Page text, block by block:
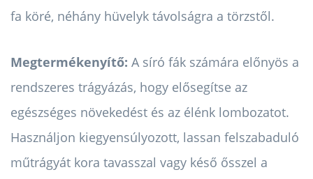
fa köré, néhány hüvelyk távolságra a törzstől.
Megtermékenyítő: A síró fák számára előnyös a
rendszeres trágyázás, hogy elősegítse az
egészséges növekedést és az élénk lombozatot.
Használjon kiegyensúlyozott, lassan felszabaduló
műtrágyát kora tavasszal vagy késő ősszel a